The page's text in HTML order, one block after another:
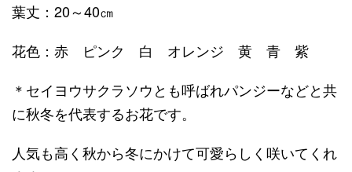
葉丈：20～40㎝
花色：赤 ピンク 白 オレンジ 黄 青 紫
＊セイヨウサクラソウとも呼ばれパンジーなどと共
に秋冬を代表するお花です。
人気も高く秋から冬にかけて可愛らしく咲いてくれ